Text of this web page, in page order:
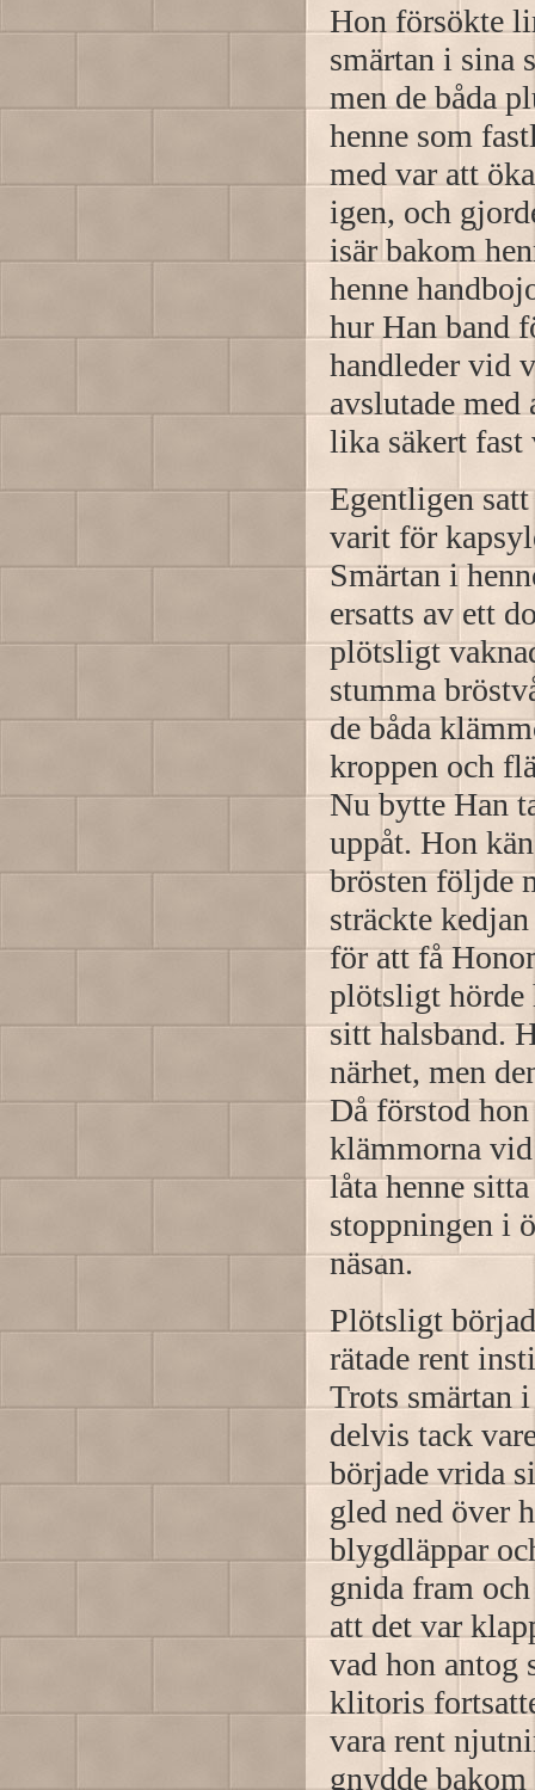
Hon försökte
smärtan i sina
men de båda
henne som
med var att
igen, och
isär bakom
henne
hur Han band
handleder vid
avslutade
lika säkert fast
Egentligen
varit för
Smärtan i
ersatts av ett
plötsligt
stumma
de båda
kroppen och
Nu bytte Han
uppåt. Hon
brösten följde
sträckte
för att få
plötsligt hörde
sitt halsband.
närhet, men
Då förstod
klämmorna
låta henne
stoppningen i
näsan.
Plötsligt
rätade rent
Trots smärtan
delvis tack
började vrida
gled ned över
blygdläppar
gnida fram
att det var
vad hon antog
klitoris
vara rent
gnydde